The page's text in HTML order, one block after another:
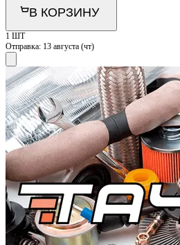
В КОРЗИНУ
1 ШТ
Отправка: 13 августа (чт)